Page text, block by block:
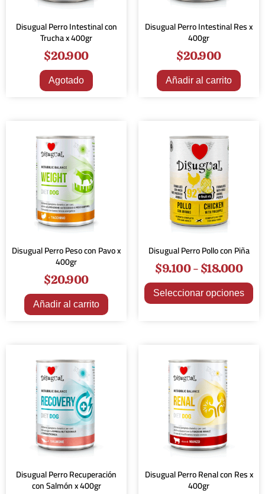
Disugual Perro Intestinal con
Trucha x 400gr
$20.900
Agotado
Disugual Perro Intestinal Res x
400gr
$20.900
Añadir al carrito
Disugual Perro Peso con Pavo x
400gr
$20.900
Añadir al carrito
Disugual Perro Pollo con Piña
$9.100-$18.000
Seleccionar opciones
Disugual Perro Recuperación
con Salmón x 400gr
Disugual Perro Renal con Res x
400gr